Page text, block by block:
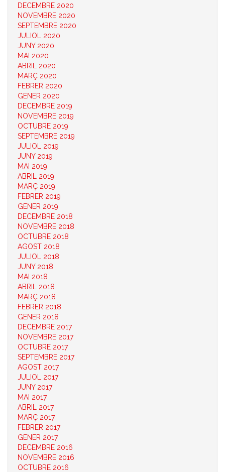
DECEMBRE 2020
NOVEMBRE 2020
SEPTEMBRE 2020
JULIOL 2020
JUNY 2020
MAI 2020
ABRIL 2020
MARÇ 2020
FEBRER 2020
GENER 2020
DECEMBRE 2019
NOVEMBRE 2019
OCTUBRE 2019
SEPTEMBRE 2019
JULIOL 2019
JUNY 2019
MAI 2019
ABRIL 2019
MARÇ 2019
FEBRER 2019
GENER 2019
DECEMBRE 2018
NOVEMBRE 2018
OCTUBRE 2018
AGOST 2018
JULIOL 2018
JUNY 2018
MAI 2018
ABRIL 2018
MARÇ 2018
FEBRER 2018
GENER 2018
DECEMBRE 2017
NOVEMBRE 2017
OCTUBRE 2017
SEPTEMBRE 2017
AGOST 2017
JULIOL 2017
JUNY 2017
MAI 2017
ABRIL 2017
MARÇ 2017
FEBRER 2017
GENER 2017
DECEMBRE 2016
NOVEMBRE 2016
OCTUBRE 2016